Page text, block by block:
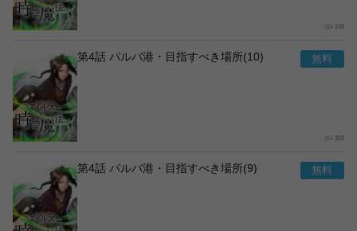
249
第4話 パルバ港・目指すべき場所(10)
203
第4話 パルバ港・目指すべき場所(9)